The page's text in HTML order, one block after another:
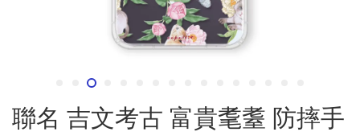
聯名 吉文考古 富貴耄耋 防摔手